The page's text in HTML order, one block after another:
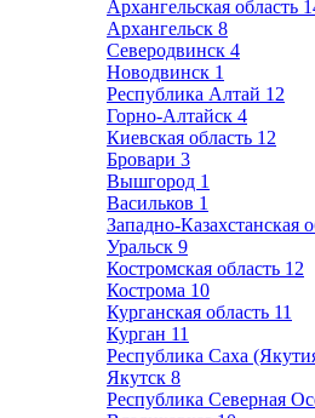
Архангельская область
Архангельск 8
Северодвинск 4
Новодвинск 1
Республика Алтай 12
Горно-Алтайск 4
Киевская область 12
Бровари 3
Вышгород 1
Васильков 1
Западно-Казахстанская
Уральск 9
Костромская область 12
Кострома 10
Курганская область 11
Курган 11
Республика Саха
Якутск 8
Республика Северная